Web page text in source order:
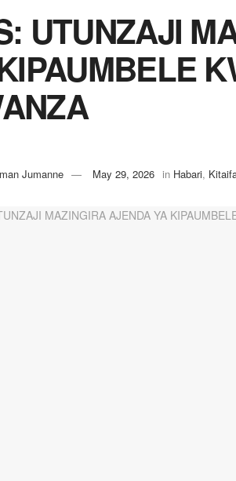
UTUNZAJI
Jumanne May 29, 2026 in Habari,